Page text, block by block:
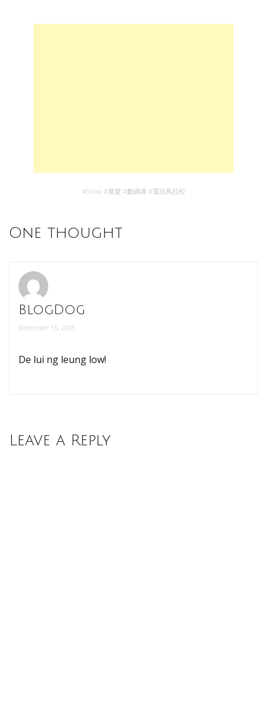
#Show#展覽 #數碼港 #電玩馬拉松
One thought
BlogDog
December 15, 2005
De lui ng leung low!
Leave a Reply